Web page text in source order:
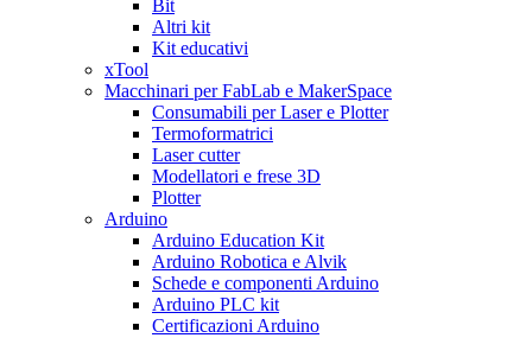
Bit
Altri kit
Kit educativi
xTool
Macchinari per FabLab e MakerSpace
Consumabili per Laser e Plotter
Termoformatrici
Laser cutter
Modellatori e frese 3D
Plotter
Arduino
Arduino Education Kit
Arduino Robotica e Alvik
Schede e componenti Arduino
Arduino PLC kit
Certificazioni Arduino